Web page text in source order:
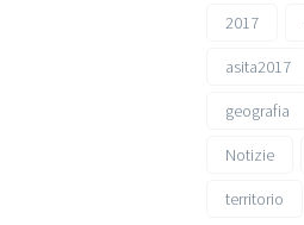
2017
asita2017
geografia
Notizie
territorio